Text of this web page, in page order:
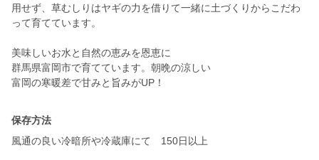
用せず、草むしりはヤギの力を借りて一緒に土づくりからこだわ
って育てています。
美味しいお水と自然の恵みを恩恵に
群馬県富岡市で育てています。朝晩の涼しい
富岡の寒暖差で甘みと旨みがUP！
保存方法
風通の良い冷暗所や冷蔵庫にて 150日以上